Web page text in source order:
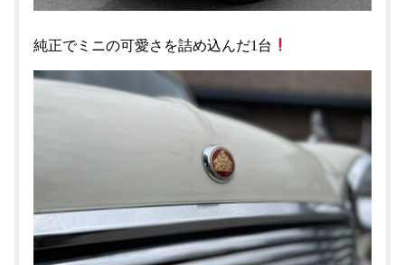
純正でミニの可愛さを詰め込んだ1台